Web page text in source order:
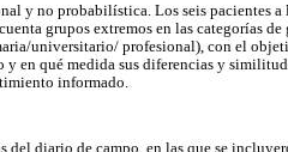
y no probabilística. Los seis pacientes
grupos extremos en las categorías
universitario/ profesional), con el
en qué medida sus diferencias y
informado.
del diario de campo, en las que se